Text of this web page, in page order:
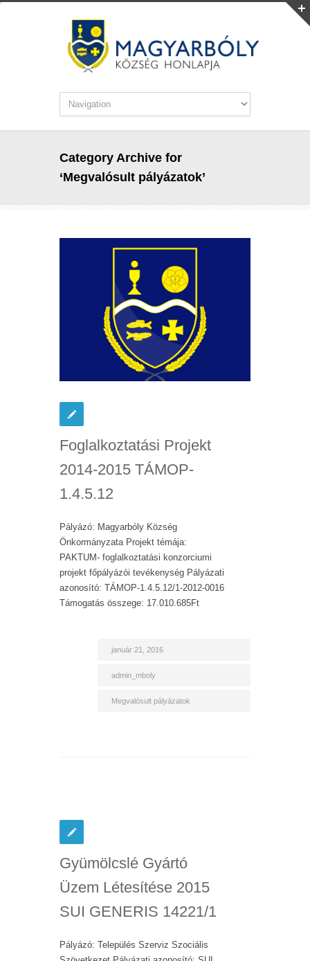
Category Archive for
‘Megvalósult pályázatok’
Foglalkoztatási Projekt
2014-2015 TÁMOP-
1.4.5.12
Pályázó: Magyarbóly Község
Önkormányzata Projekt témája:
PAKTUM- foglalkoztatási konzorciumi
projekt főpályázói tevékenység Pályázati
azonosító: TÁMOP-1.4.5.12/1-2012-0016
Támogatás összege: 17.010.685Ft
január 21, 2016
admin_mboly
Megvalósult pályázatok
Gyümölcslé Gyártó
Üzem Létesítése 2015
SUI GENERIS 14221/1
Pályázó: Település Szerviz Szociális